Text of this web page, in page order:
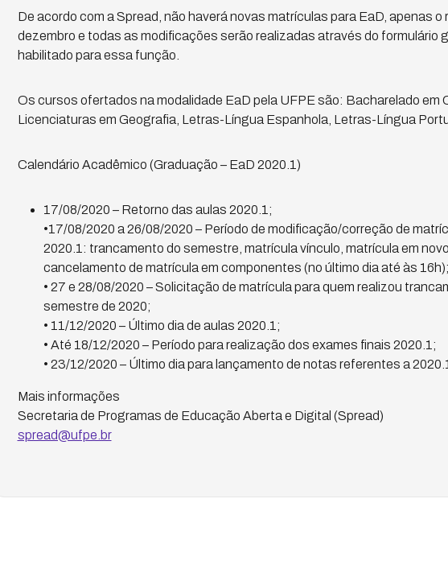
De acordo com a Spread, não haverá novas matrículas para EaD, apenas
dezembro e todas as modificações serão realizadas através do formulário
habilitado para essa função.
Os cursos ofertados na modalidade EaD pela UFPE são: Bacharelado em
Licenciaturas em Geografia, Letras-Língua Espanhola, Letras-Língua
Calendário Acadêmico (Graduação – EaD 2020.1)
17/08/2020 – Retorno das aulas 2020.1;
•17/08/2020 a 26/08/2020 – Período de modificação/correção de
2020.1: trancamento do semestre, matrícula vínculo, matrícula em
cancelamento de matrícula em componentes (no último dia até às 16h);
• 27 e 28/08/2020 – Solicitação de matrícula para quem realizou
semestre de 2020;
• 11/12/2020 – Último dia de aulas 2020.1;
• Até 18/12/2020 – Período para realização dos exames finais 2020.1;
• 23/12/2020 – Último dia para lançamento de notas referentes a
Mais informações
Secretaria de Programas de Educação Aberta e Digital (Spread)
spread@ufpe.br